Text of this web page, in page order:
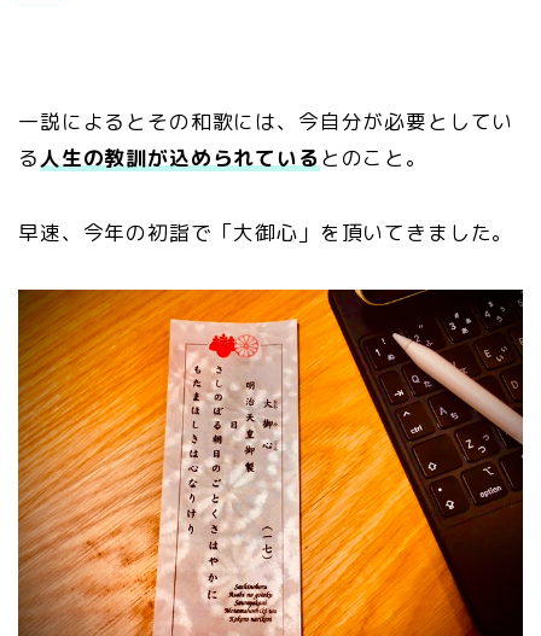
一説によるとその和歌には、今自分が必要としてい
る人生の教訓が込められている とのこと。
早速、今年の初詣で「大御心」を頂いてきました。